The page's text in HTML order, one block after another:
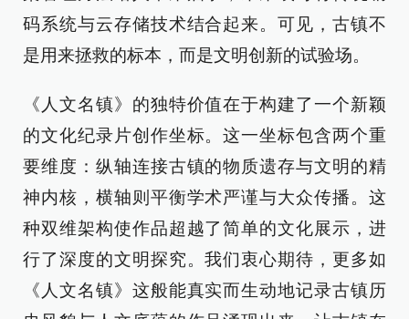
码系统与云存储技术结合起来。可见，古镇不
是用来拯救的标本，而是文明创新的试验场。
《人文名镇》的独特价值在于构建了一个新颖
的文化纪录片创作坐标。这一坐标包含两个重
要维度：纵轴连接古镇的物质遗存与文明的精
神内核，横轴则平衡学术严谨与大众传播。这
种双维架构使作品超越了简单的文化展示，进
行了深度的文明探究。我们衷心期待，更多如
《人文名镇》这般能真实而生动地记录古镇历